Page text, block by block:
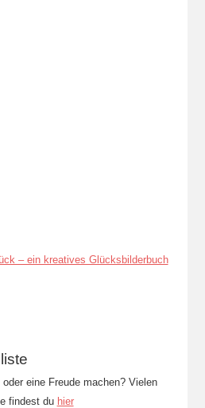
– ein kreatives Glücksbilderbuch
eine Freude machen? Vielen
findest du hier